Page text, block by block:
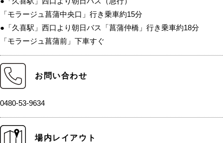
「モラージュ菖蒲中央口」行き乗車約15分
●「久喜駅」西口より朝日バス「菖蒲仲橋」行き乗車約18分
「モラージュ菖蒲前」下車すぐ
お問い合わせ
0480-53-9634
場内レイアウト